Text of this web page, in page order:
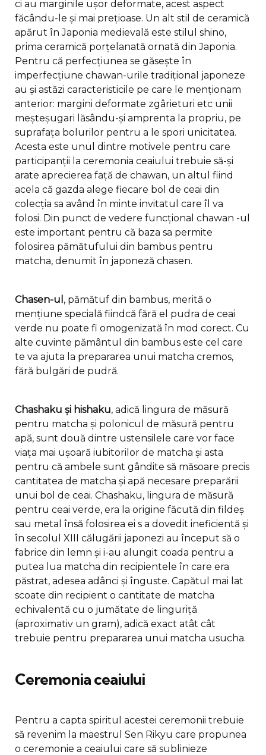
ci au marginile ușor deformate, acest aspect
făcându-le și mai prețioase. Un alt stil de ceramică
apărut în Japonia medievală este stilul shino,
prima ceramică porțelanată ornată din Japonia.
Pentru că perfecțiunea se găsește în
imperfecțiune chawan-urile tradițional japoneze
au și astăzi caracteristicile pe care le menționam
anterior: margini deformate zgârieturi etc unii
meșteșugari lăsându-și amprenta la propriu, pe
suprafața bolurilor pentru a le spori unicitatea.
Acesta este unul dintre motivele pentru care
participanții la ceremonia ceaiului trebuie să-și
arate aprecierea față de chawan, un altul fiind
acela că gazda alege fiecare bol de ceai din
colecția sa având în minte invitatul care îl va
folosi. Din punct de vedere funcțional chawan -ul
este important pentru că baza sa permite
folosirea pămătufului din bambus pentru
matcha, denumit în japoneză chasen.
Chasen-ul , pămătuf din bambus, merită o
mențiune specială fiindcă fără el pudra de ceai
verde nu poate fi omogenizată în mod corect. Cu
alte cuvinte pământul din bambus este cel care
te va ajuta la prepararea unui matcha cremos,
fără bulgări de pudră.
Chashaku și hishaku, adică lingura de măsură
pentru matcha și polonicul de măsură pentru
apă, sunt două dintre ustensilele care vor face
viața mai ușoară iubitorilor de matcha și asta
pentru că ambele sunt gândite să măsoare precis
cantitatea de matcha și apă necesare preparării
unui bol de ceai. Chashaku, lingura de măsură
pentru ceai verde, era la origine făcută din fildeș
sau metal însă folosirea ei s a dovedit ineficientă și
în secolul XIII călugării japonezi au început să o
fabrice din lemn și i-au alungit coada pentru a
putea lua matcha din recipientele în care era
păstrat, adesea adânci și înguste. Capătul mai lat
scoate din recipient o cantitate de matcha
echivalentă cu o jumătate de linguriță
(aproximativ un gram), adică exact atât cât
trebuie pentru prepararea unui matcha usucha.
Ceremonia ceaiului
Pentru a capta spiritul acestei ceremonii trebuie
să revenim la maestrul Sen Rikyu care propunea
o ceremonie a ceaiului care să sublinieze